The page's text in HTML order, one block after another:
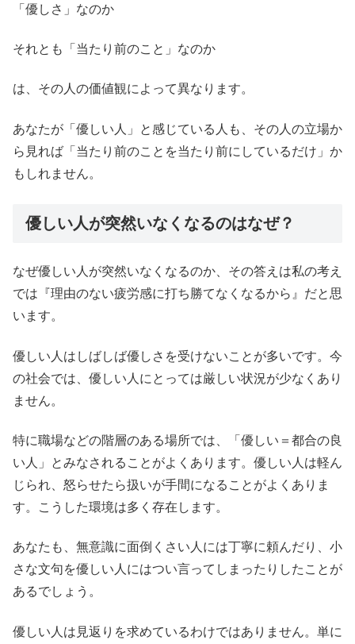
「優しさ」なのか
それとも「当たり前のこと」なのか
は、その人の価値観によって異なります。
あなたが「優しい人」と感じている人も、その人の立場か
ら見れば「当たり前のことを当たり前にしているだけ」か
もしれません。
優しい人が突然いなくなるのはなぜ？
なぜ優しい人が突然いなくなるのか、その答えは私の考え
では『理由のない疲労感に打ち勝てなくなるから』だと思
います。
優しい人はしばしば優しさを受けないことが多いです。今
の社会では、優しい人にとっては厳しい状況が少なくあり
ません。
特に職場などの階層のある場所では、「優しい＝都合の良
い人」とみなされることがよくあります。優しい人は軽ん
じられ、怒らせたら扱いが手間になることがよくありま
す。こうした環境は多く存在します。
あなたも、無意識に面倒くさい人には丁寧に頼んだり、小
さな文句を優しい人にはつい言ってしまったりしたことが
あるでしょう。
優しい人は見返りを求めているわけではありません。単に